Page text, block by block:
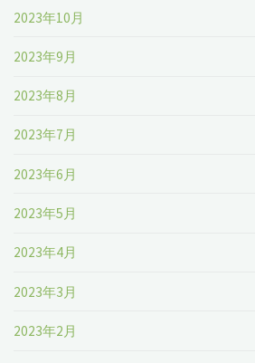
2023年10月
2023年9月
2023年8月
2023年7月
2023年6月
2023年5月
2023年4月
2023年3月
2023年2月